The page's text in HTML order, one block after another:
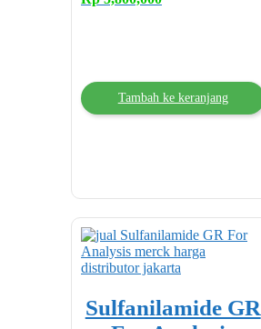
Tambah ke keranjang
Sulfanilamide GR